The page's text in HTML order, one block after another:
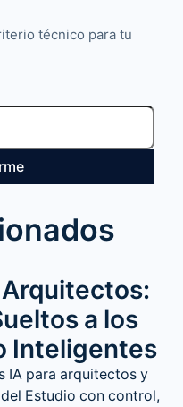
técnico para tu
a los
Inteligentes
IA para arquitectos y
Estudio con control,